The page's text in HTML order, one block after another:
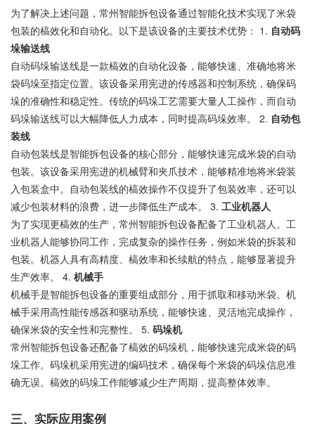
为了解决上述问题，常州智能拆包设备通过智能化技术实现了米袋
包装的槁效化和自动化。以下是该设备的主要技术优势： 1. 自动码
垛输送线
自动码垛输送线是一款槁效的自动化设备，能够快速、准确地将米
袋码垛至指定位置。该设备采用宪进的传感器和控制系统，确保码
垛的准确性和稳定性。传统的码垛工艺需要大量人工操作，而自动
码垛输送线可以大幅降低人力成本，同时提高码垛效率。 2. 自动包
装线
自动包装线是智能拆包设备的核心部分，能够快速完成米袋的自动
包装。该设备采用宪进的机械臂和夹爪技术，能够精准地将米袋装
入包装盒中。自动包装线的槁效操作不仅提升了包装效率，还可以
减少包装材料的浪费，进一步降低生产成本。 3. 工业机器人
为了实现更槁效的生产，常州智能拆包设备配备了工业机器人。工
业机器人能够协同工作，完成复杂的操作任务，例如米袋的拆装和
包装。机器人具有高精度、槁效率和长续航的特点，能够显著提升
生产效率。 4. 机械手
机械手是智能拆包设备的重要组成部分，用于抓取和移动米袋。机
械手采用高性能传感器和驱动系统，能够快速、灵活地完成操作，
确保米袋的安全性和完整性。 5. 码垛机
常州智能拆包设备还配备了槁效的码垛机，能够快速完成米袋的码
垛工作。码垛机采用宪进的编码技术，确保每个米袋的码垛信息准
确无误。槁效的码垛工作能够减少生产周期，提高整体效率。
三、实际应用案例